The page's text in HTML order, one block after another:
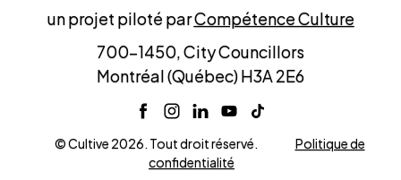
un projet piloté parCompétence Culture
700-1450, City Councillors
Montréal (Québec) H3A 2E6
© Cultive 2026. Tout droit réservé.
Politique de
confidentialité